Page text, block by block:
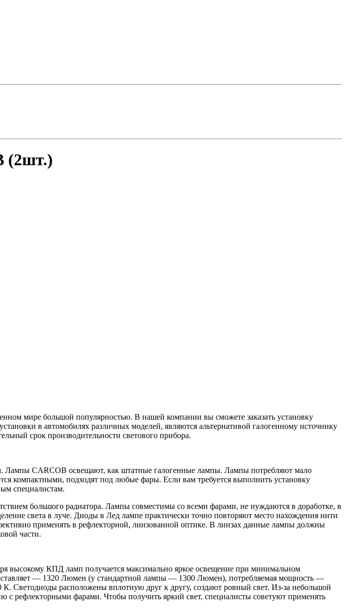
(2шт.)
мире большой популярностью. В нашей компании вы сможете заказать установку
в автомобилях различных моделей, являются альтернативой галогенному источнику
срок производительности светового прибора.
CARCOB освещают, как штатные галогенные лампы. Лампы потребляют мало
компактными, подходят под любые фары. Если вам требуется выполнить установку
специалистам.
большого радиатора. Лампы совместимы со всеми фарами, не нуждаются в доработке, в
света в луче. Диоды в Лед лампе практически точно повторяют место нахождения нити
применять в рефлекторной, линзованной оптике. В линзах данные лампы должны
части.
высокому КПД ламп получается максимально яркое освещение при минимальном
— 1320 Люмен (у стандартной лампы — 1300 Люмен), потребляемая мощность —
Светодиоды расположены вплотную друг к другу, создают ровный свет. Из-за небольшой
рефлекторными фарами. Чтобы получить яркий свет, специалисты советуют применять